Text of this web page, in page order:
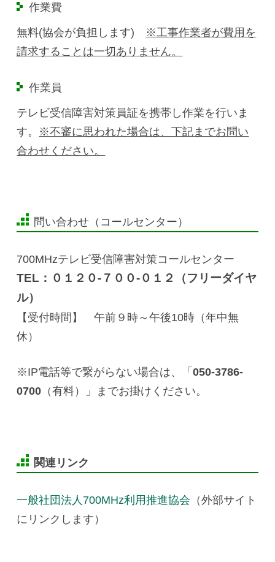
作業費
無料(協会が負担します) ※工事作業者が費用を
請求することは一切ありません。
作業員
テレビ受信障害対策員証を携帯し作業を行いま
す。 ※不審に思われた場合は、下記までお問い
合わせください。
問い合わせ（コールセンター）
700MHzテレビ受信障害対策コールセンター
TEL： ０１２０-７００-０１２
（フリーダイヤ
ル）
【受付時間】 午前９時～午後10時（年中無
休）
※IP電話等で繋がらない場合は、「050-3786-
0700 （有料）」までお掛けください。
関連リンク
一般社団法人700MHz利用推進協会 （外部サイト
にリンクします）